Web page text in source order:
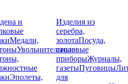
и
Медали,
Увольнительные
Эполеты,
Изделия из
серебра,
золотаПосуда,
столовые
приборыЖурналы,
газетыПуговицы
для